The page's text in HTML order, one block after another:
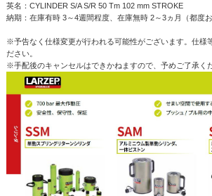
英名：CYLINDER S/A S/R 50 Tm 102 mm STROKE
納期：在庫有時 3～4週間程度、在庫無時 2～3ヵ月（都度
※予告なく仕様変更が行われる可能性がございます。仕様
ださい。
※手配後のキャンセルはできかねますので、予めご了承く